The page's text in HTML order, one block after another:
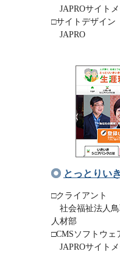
JAPROサイト
□サイトデザイン
JAPRO
とっとりい
□クライアント
社会福祉法人鳥
人材部
□CMSソフトウェ
JAPROサイト